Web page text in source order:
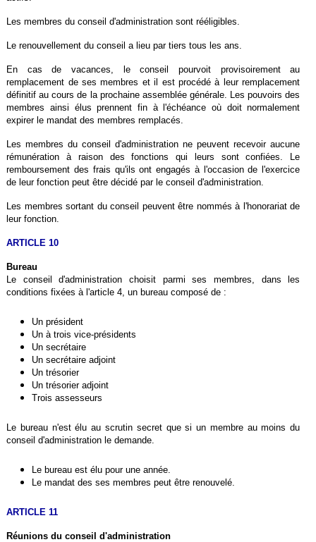
Les membres du conseil d'administration sont rééligibles.
Le renouvellement du conseil a lieu par tiers tous les ans.
En cas de vacances, le conseil pourvoit provisoirement au
remplacement de ses membres et il est procédé à leur remplacement
définitif au cours de la prochaine assemblée générale. Les pouvoirs des
membres ainsi élus prennent fin à l'échéance où doit normalement
expirer le mandat des membres remplacés.
Les membres du conseil d'administration ne peuvent recevoir aucune
rémunération à raison des fonctions qui leurs sont confiées. Le
remboursement des frais qu'ils ont engagés à l'occasion de l'exercice
de leur fonction peut être décidé par le conseil d'administration.
Les membres sortant du conseil peuvent être nommés à l'honorariat de
leur fonction.
ARTICLE 10
Bureau
Le conseil d'administration choisit parmi ses membres, dans les
conditions fixées à l'article 4, un bureau composé de :
Un président
Un à trois vice-présidents
Un secrétaire
Un secrétaire adjoint
Un trésorier
Un trésorier adjoint
Trois assesseurs
Le bureau n'est élu au scrutin secret que si un membre au moins du
conseil d'administration le demande.
Le bureau est élu pour une année.
Le mandat des ses membres peut être renouvelé.
ARTICLE 11
Réunions du conseil d'administration